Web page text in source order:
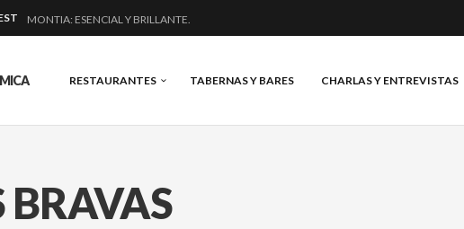
MONTIA: ESENCIAL Y BRILLANTE.
BAKKO: NIGIRIS, VINO Y BRASAS.
EL BARUCO DE ANERO: MUCHO MÁS QUE UN BAR.
RESTAURANTES TABERNAS Y BARES CHARLAS Y ENTREVISTAS
BRAVAS